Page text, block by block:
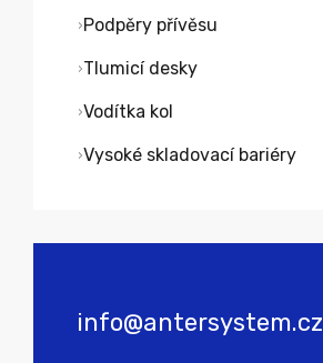
Podpěry přívěsu
Tlumicí desky
Vodítka kol
Vysoké skladovací bariéry
info@antersystem.cz